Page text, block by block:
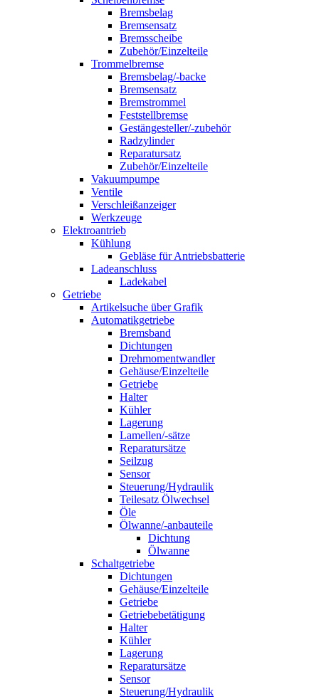
Bremsbelag
Bremsensatz
Bremsscheibe
Zubehör/Einzelteile
Trommelbremse
Bremsbelag/-backe
Bremsensatz
Bremstrommel
Feststellbremse
Gestängesteller/-zubehör
Radzylinder
Reparatursatz
Zubehör/Einzelteile
Vakuumpumpe
Ventile
Verschleißanzeiger
Werkzeuge
Elektroantrieb
Kühlung
Gebläse für Antriebsbatterie
Ladeanschluss
Ladekabel
Getriebe
Artikelsuche über Grafik
Automatikgetriebe
Bremsband
Dichtungen
Drehmomentwandler
Gehäuse/Einzelteile
Getriebe
Halter
Kühler
Lagerung
Lamellen/-sätze
Reparatursätze
Seilzug
Sensor
Steuerung/Hydraulik
Teilesatz Ölwechsel
Öle
Ölwanne/-anbauteile
Dichtung
Ölwanne
Schaltgetriebe
Dichtungen
Gehäuse/Einzelteile
Getriebe
Getriebebetätigung
Halter
Kühler
Lagerung
Reparatursätze
Sensor
Steuerung/Hydraulik